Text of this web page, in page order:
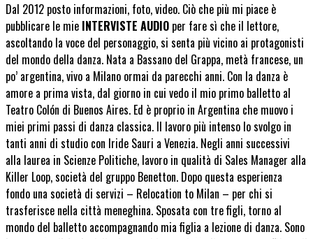
Dal 2012 posto informazioni, foto, video. Ciò che più mi piace è
pubblicare le mie INTERVISTE AUDIO per fare sì che il lettore,
ascoltando la voce del personaggio, si senta più vicino ai protagonisti
del mondo della danza. Nata a Bassano del Grappa, metà francese, un
po’ argentina, vivo a Milano ormai da parecchi anni. Con la danza è
amore a prima vista, dal giorno in cui vedo il mio primo balletto al
Teatro Colón di Buenos Aires. Ed è proprio in Argentina che muovo i
miei primi passi di danza classica. Il lavoro più intenso lo svolgo in
tanti anni di studio con Iride Sauri a Venezia. Negli anni successivi
alla laurea in Scienze Politiche, lavoro in qualità di Sales Manager alla
Killer Loop, società del gruppo Benetton. Dopo questa esperienza
fondo una società di servizi – Relocation to Milan – per chi si
trasferisce nella città meneghina. Sposata con tre figli, torno al
mondo del balletto accompagnando mia figlia a lezione di danza. Sono